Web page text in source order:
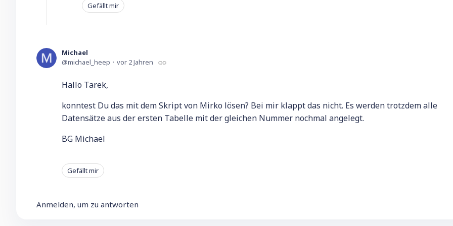
Gefällt mir
Michael
michael_heep
vor 2 Jahren
Hallo Tarek,
konntest Du das mit dem Skript von Mirko lösen? Bei mir klappt das nicht. Es werden trotzdem alle
Datensätze aus der ersten Tabelle mit der gleichen Nummer nochmal angelegt.
BG Michael
Gefällt mir
Anmelden, um zu antworten